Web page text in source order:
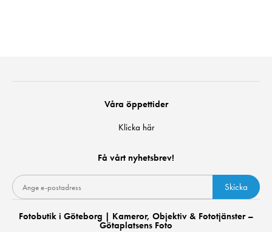
Våra öppettider
Klicka här
Få vårt nyhetsbrev!
Skicka
Fotobutik i Göteborg | Kameror, Objektiv & Fototjänster –
Götaplatsens Foto